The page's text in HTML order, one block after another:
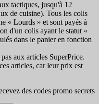
tactiques, jusqu'à 12
de cuisine). Tous les colis
« Lourds » et sont payés à
d'un colis ayant le statut «
dans le panier en fonction
aux articles SuperPrice.
articles, car leur prix est
des codes promo secrets